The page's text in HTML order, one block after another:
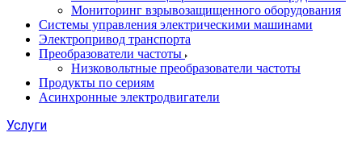
Мониторинг взрывозащищенного оборудования
Системы управления электрическими машинами
Электропривод транспорта
Преобразователи частоты
Низковольтные преобразователи частоты
Продукты по сериям
Асинхронные электродвигатели
Услуги